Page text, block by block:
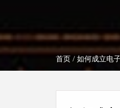
首页 / 如何成立电